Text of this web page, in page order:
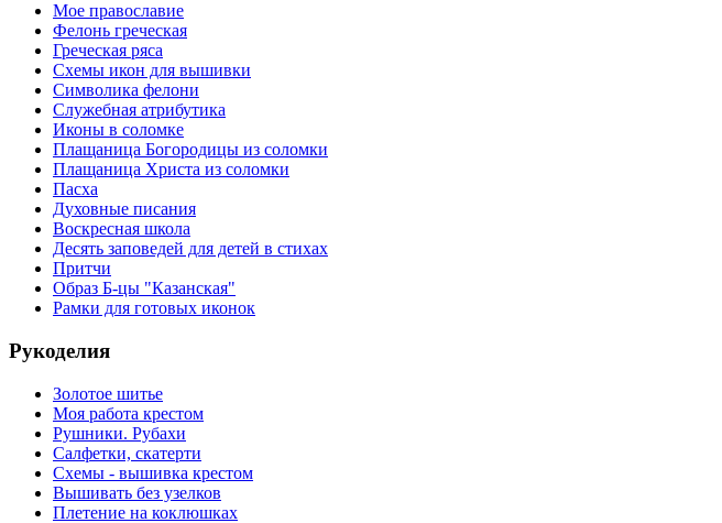
Мое православие
Фелонь греческая
Греческая ряса
Схемы икон для вышивки
Символика фелони
Служебная атрибутика
Иконы в соломке
Плащаница Богородицы из соломки
Плащаница Христа из соломки
Пасха
Духовные писания
Воскресная школа
Десять заповедей для детей в стихах
Притчи
Образ Б-цы "Казанская"
Рамки для готовых иконок
Рукоделия
Золотое шитье
Моя работа крестом
Рушники. Рубахи
Салфетки, скатерти
Схемы - вышивка крестом
Вышивать без узелков
Плетение на коклюшках